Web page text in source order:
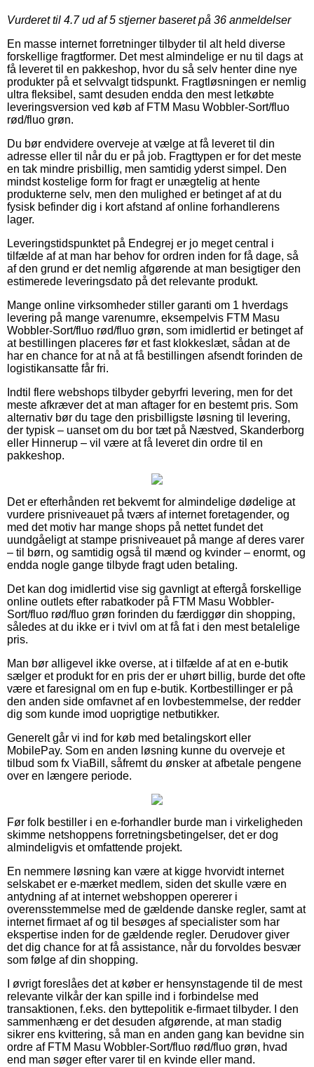
Vurderet til 4.7ud af 5 stjerner baseret på 36 anmeldelser
En masse internet forretninger tilbyder til alt held diverse
forskellige fragtformer. Det mest almindelige er nu til dags at
få leveret til en pakkeshop, hvor du så selv henter dine nye
produkter på et selvvalgt tidspunkt. Fragtløsningen er nemlig
ultra fleksibel, samt desuden endda den mest letkøbte
leveringsversion ved køb af FTM Masu Wobbler-Sort/fluo
rød/fluo grøn.
Du bør endvidere overveje at vælge at få leveret til din
adresse eller til når du er på job. Fragttypen er for det meste
en tak mindre prisbillig, men samtidig yderst simpel. Den
mindst kostelige form for fragt er unægtelig at hente
produkterne selv, men den mulighed er betinget af at du
fysisk befinder dig i kort afstand af online forhandlerens
lager.
Leveringstidspunktet på Endegrej er jo meget central i
tilfælde af at man har behov for ordren inden for få dage, så
af den grund er det nemlig afgørende at man besigtiger den
estimerede leveringsdato på det relevante produkt.
Mange online virksomheder stiller garanti om 1 hverdags
levering på mange varenumre, eksempelvis FTM Masu
Wobbler-Sort/fluo rød/fluo grøn, som imidlertid er betinget af
at bestillingen placeres før et fast klokkeslæt, sådan at de
har en chance for at nå at få bestillingen afsendt forinden de
logistikansatte får fri.
Indtil flere webshops tilbyder gebyrfri levering, men for det
meste afkræver det at man aftager for en bestemt pris. Som
alternativ bør du tage den prisbilligste løsning til levering,
der typisk – uanset om du bor tæt på Næstved, Skanderborg
eller Hinnerup – vil være at få leveret din ordre til en
pakkeshop.
Det er efterhånden ret bekvemt for almindelige dødelige at
vurdere prisniveauet på tværs af internet foretagender, og
med det motiv har mange shops på nettet fundet det
uundgåeligt at stampe prisniveauet på mange af deres varer
– til børn, og samtidig også til mænd og kvinder – enormt, og
endda nogle gange tilbyde fragt uden betaling.
Det kan dog imidlertid vise sig gavnligt at eftergå forskellige
online outlets efter rabatkoder på FTM Masu Wobbler-
Sort/fluo rød/fluo grøn forinden du færdiggør din shopping,
således at du ikke er i tvivl om at få fat i den mest betalelige
pris.
Man bør alligevel ikke overse, at i tilfælde af at en e-butik
sælger et produkt for en pris der er uhørt billig, burde det ofte
være et faresignal om en fup e-butik. Kortbestillinger er på
den anden side omfavnet af en lovbestemmelse, der redder
dig som kunde imod uoprigtige netbutikker.
Generelt går vi ind for køb med betalingskort eller
MobilePay. Som en anden løsning kunne du overveje et
tilbud som fx ViaBill, såfremt du ønsker at afbetale pengene
over en længere periode.
Før folk bestiller i en e-forhandler burde man i virkeligheden
skimme netshoppens forretningsbetingelser, det er dog
almindeligvis et omfattende projekt.
En nemmere løsning kan være at kigge hvorvidt internet
selskabet er e-mærket medlem, siden det skulle være en
antydning af at internet webshoppen opererer i
overensstemmelse med de gældende danske regler, samt at
internet firmaet af og til besøges af specialister som har
ekspertise inden for de gældende regler. Derudover giver
det dig chance for at få assistance, når du forvoldes besvær
som følge af din shopping.
I øvrigt foreslåes det at køber er hensynstagende til de mest
relevante vilkår der kan spille ind i forbindelse med
transaktionen, f.eks. den byttepolitik e-firmaet tilbyder. I den
sammenhæng er det desuden afgørende, at man stadig
sikrer ens kvittering, så man en anden gang kan bevidne sin
ordre af FTM Masu Wobbler-Sort/fluo rød/fluo grøn, hvad
end man søger efter varer til en kvinde eller mand.